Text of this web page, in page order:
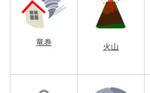
竜巻
火山